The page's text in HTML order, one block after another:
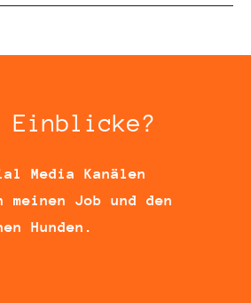
Einblicke?
Media Kanälen
Job und den
Hunden.